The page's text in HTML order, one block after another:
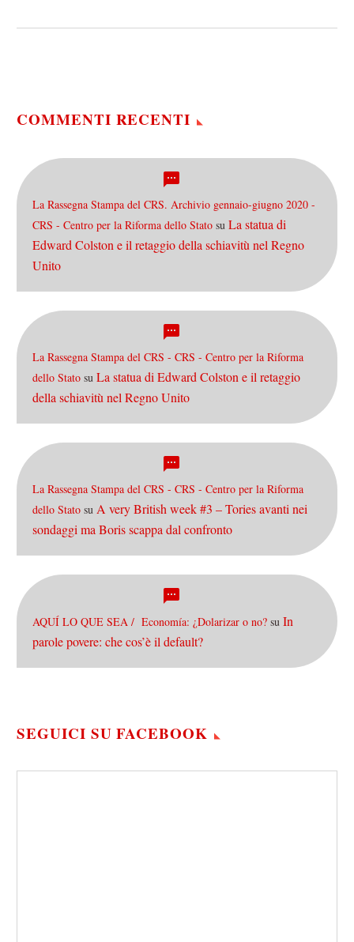
COMMENTI RECENTI
La Rassegna Stampa del CRS. Archivio gennaio-giugno 2020 -
CRS - Centro per la Riforma dello Stato su La statua di
Edward Colston e il retaggio della schiavitù nel Regno
Unito
La Rassegna Stampa del CRS - CRS - Centro per la Riforma
dello Stato su La statua di Edward Colston e il retaggio
della schiavitù nel Regno Unito
La Rassegna Stampa del CRS - CRS - Centro per la Riforma
dello Stato su A very British week #3 – Tories avanti nei
sondaggi ma Boris scappa dal confronto
AQUÍ LO QUE SEA / Economía: ¿Dolarizar o no? su In
parole povere: che cos’è il default?
SEGUICI SU FACEBOOK